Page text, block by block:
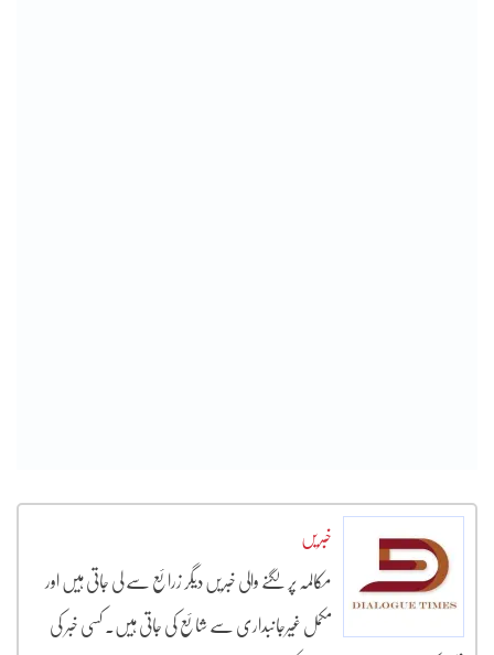
خبریں
مکالمہ پر لگنے والی خبریں دیگر زرائع سے لی جاتی ہیں اور
مکمل غیرجانبداری سے شائع کی جاتی ہیں۔ کسی خبر کی